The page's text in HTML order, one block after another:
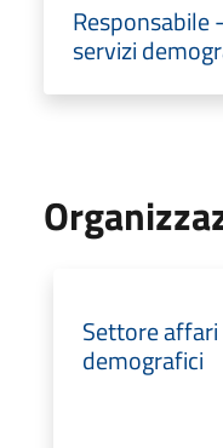
Responsabile
servizi
Settore affari
demografici